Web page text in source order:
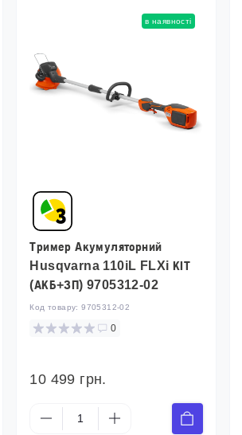
в наявності
Тример Акумуляторний
Husqvarna 110iL FLXi КІТ
(АКБ+ЗП) 9705312-02
Код товару:9705312-02
0
10 499 грн.